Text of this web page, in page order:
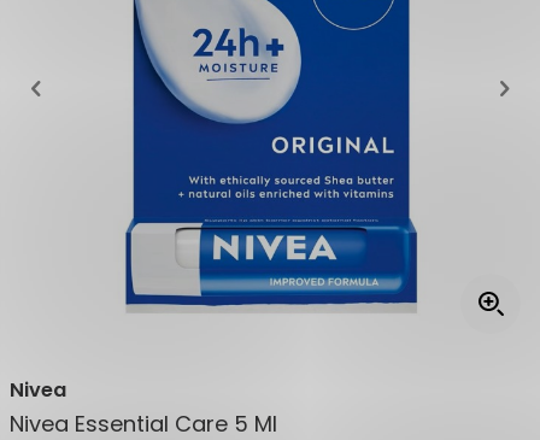
Nivea
Nivea Essential Care 5 Ml